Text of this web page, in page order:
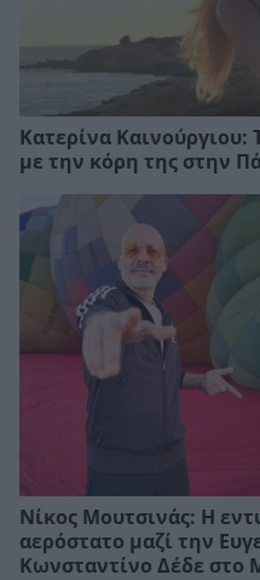
Κατερίνα Καινούργιου:
με την κόρη της στην
Νίκος Μουτσινάς: Η
αερόστατο μαζί την
Κωνσταντίνο Δέδε στο